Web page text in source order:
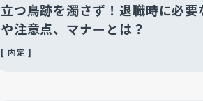
立つ鳥跡を濁さず！退職時に必要
や注意点、マナーとは？
内定